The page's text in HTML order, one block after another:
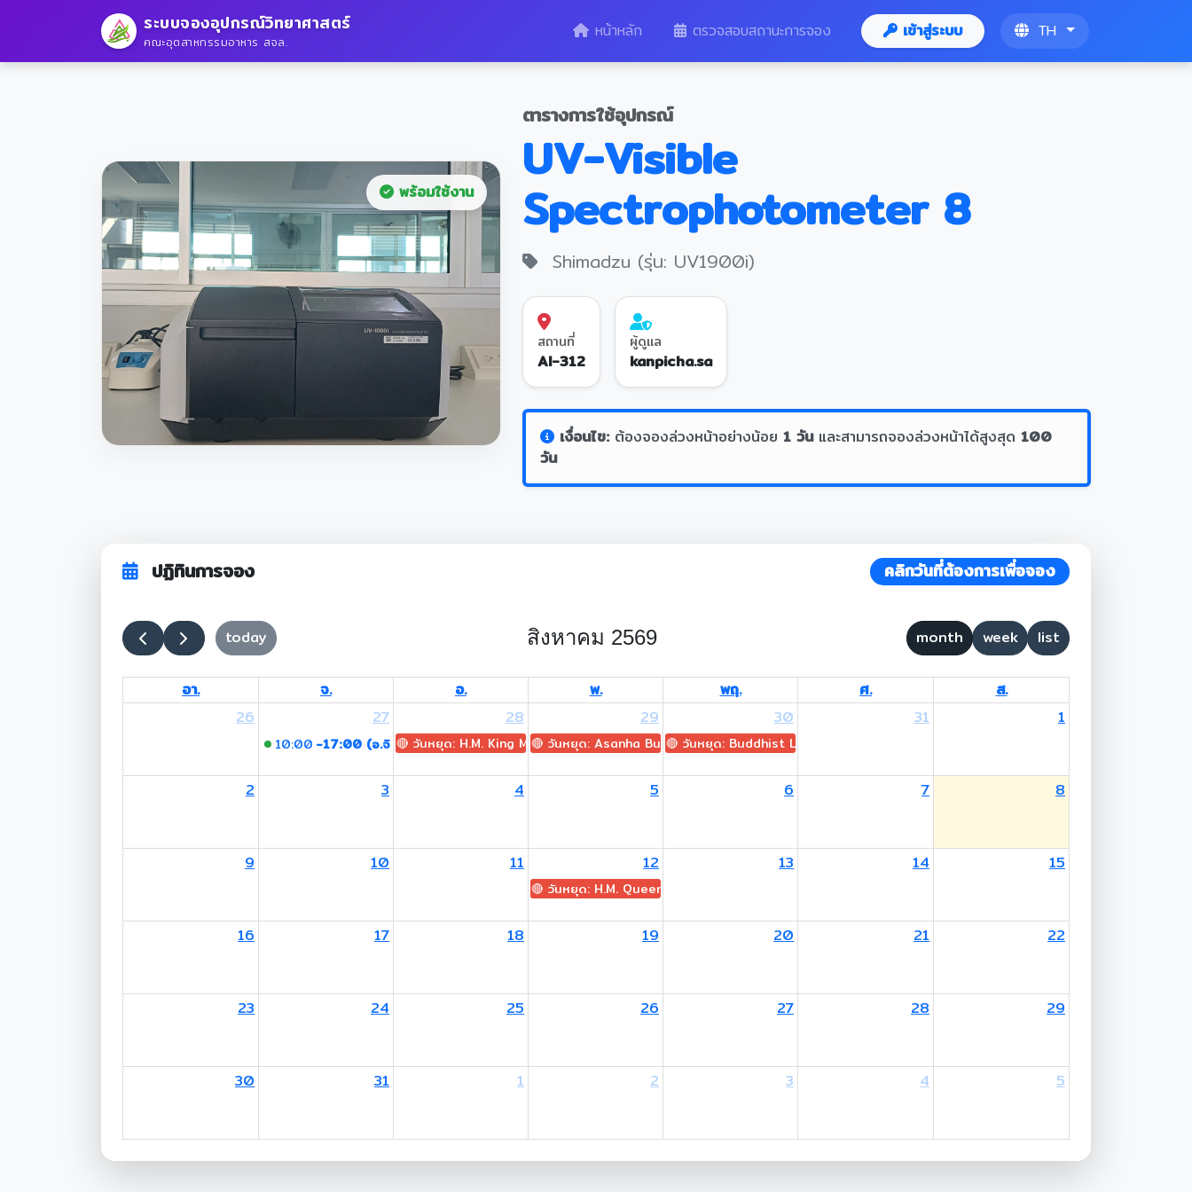
ระบบจองอุปกรณ์วิทยาศาสตร์
คณะอุตสาหกรรมอาหาร สจล.
หน้าหลัก ตรวจสอบสถานะการจอง เข้าสู่ระบบ TH
พร้อมใช้งาน
ตารางการใช้อุปกรณ์
UV-Visible
Spectrophotometer 8
Shimadzu (รุ่น: UV1900i)
สถานที่
AI-312
ผู้ดูแล
kanpicha.sa
เงื่อนไข:ต้องจองล่วงหน้าอย่างน้อย 1 วันและสามารถจองล่วงหน้าได้สูงสุด 100
วัน
ปฏิทินการจอง คลิกวันที่ต้องการเพื่อจอง
today สิงหาคม 2569 month week list
อา. จ. อ. พ. พฤ. ศ.
ส.
26
27
10:00 -17:00 (อ.จิราภรณ์)
28
🔴 วันหยุด: H.M. King Maha Vajiralongkorn's Birthday
29
🔴 วันหยุด: Asanha Bucha Day
30
🔴 วันหยุด: Buddhist Lent Day
31 1
2 3 4 5 6 7 8
9 10 11 12
🔴 วันหยุด: H.M. Queen Sirikit The Queen Mother's Birthday / Mother's Day
13 14 15
16 17 18 19 20 21 22
23 24 25 26 27 28 29
30 31 1 2 3 4 5